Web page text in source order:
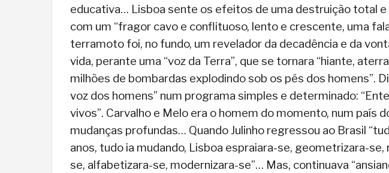
educativa… Lisboa sente os efeitos de uma destruição total e
com um “fragor cavo e conflituoso, lento e crescente, uma
terramoto foi, no fundo, um revelador da decadência e da
vida, perante uma “voz da Terra”, que se tornara “hiante,
milhões de bombardas explodindo sob os pés dos homens”.
voz dos homens” num programa simples e determinado:
vivos”. Carvalho e Melo era o homem do momento, num país
mudanças profundas… Quando Julinho regressou ao Brasil
anos, tudo ia mudando, Lisboa espraiara-se, geometrizara-
se, alfabetizara-se, modernizara-se”… Mas, continuava